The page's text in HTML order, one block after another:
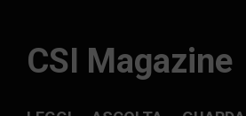
CSI Magazine